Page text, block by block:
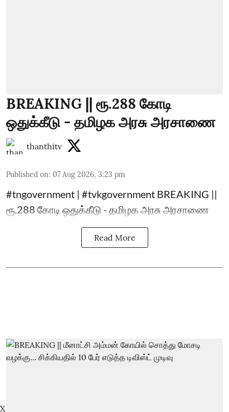
BREAKING || ரூ.288 கோடி
ஒதுக்கீடு - தமிழக அரசு அரசாணை
thanthitv
Published on: 07 Aug 2026, 3:23 pm
#tngovernment | #tvkgovernment BREAKING ||
ரூ.288 கோடி ஒதுக்கீடு - தமிழக அரசு அரசாணை
Read More
X